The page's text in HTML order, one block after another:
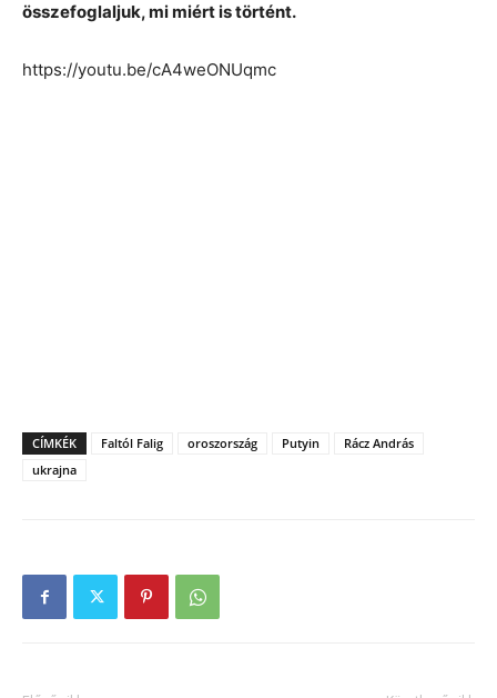
összefoglaljuk, mi miért is történt.
https://youtu.be/cA4weONUqmc
CÍMKÉK Faltól Falig oroszország Putyin
Rácz András
ukrajna